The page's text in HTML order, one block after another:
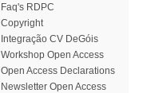
Faq's RDPC
Copyright
Integração CV DeGóis
Workshop Open Access
Open Access Declarations
Newsletter Open Access